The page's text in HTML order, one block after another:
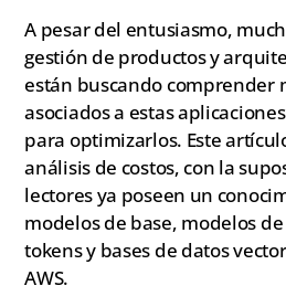
A pesar del entusiasmo,
gestión de productos y
están buscando comprender
asociados a estas
para optimizarlos. Este
análisis de costos, con la
lectores ya poseen un
modelos de base, modelos
tokens y bases de datos
AWS.